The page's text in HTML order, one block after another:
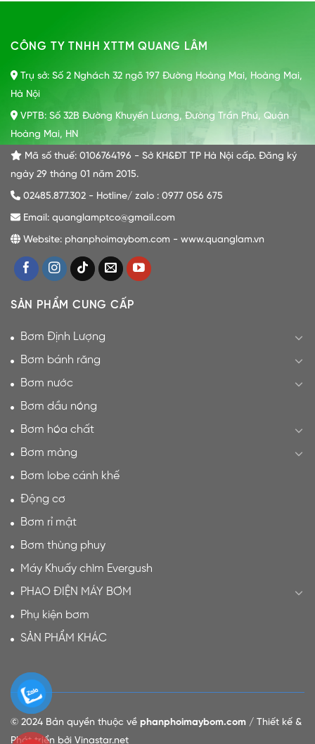
CÔNG TY TNHH XTTM QUANG LÂM
Trụ sở: Số 2 Nghách 32 ngõ 197 Đường Hoàng Mai, Hoàng Mai,
Hà Nội
VPTB: Số 32B Đường Khuyến Lương, Đường Trần Phú, Quận
Hoàng Mai, HN
Mã số thuế: 0106764196 - Sở KH&ĐT TP Hà Nội cấp. Đăng ký
ngày 29 tháng 01 năm 2015.
02485.877.302 - Hotline/ zalo : 0977 056 675
Email: quanglamptco@gmail.com
Website: phanphoimaybom.com - www.quanglam.vn
SẢN PHẨM CUNG CẤP
Bơm Định Lượng
Bơm bánh răng
Bơm nước
Bơm dầu nóng
Bơm hóa chất
Bơm màng
Bơm lobe cánh khế
Động cơ
Bơm rỉ mật
Bơm thùng phuy
Máy Khuấy chìm Evergush
PHAO ĐIỆN MÁY BƠM
Phụ kiện bơm
SẢN PHẨM KHÁC
© 2024 Bản quyền thuộc về phanphoimaybom.com/ Thiết kế &
Phát triển bởi Vinastar.net